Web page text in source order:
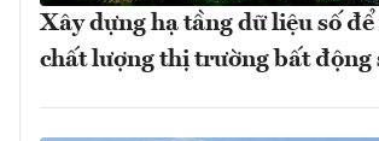
Xây dựng hạ tầng dữ liệu số để
chất lượng thị trường bất động